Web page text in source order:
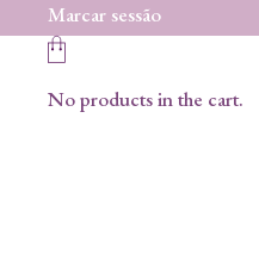
content
Marcar sessão
No products in the cart.